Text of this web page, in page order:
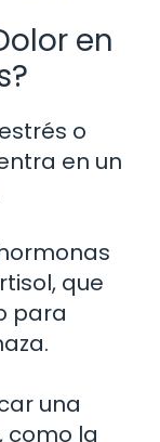
en
o
en un
que
para
una
como la